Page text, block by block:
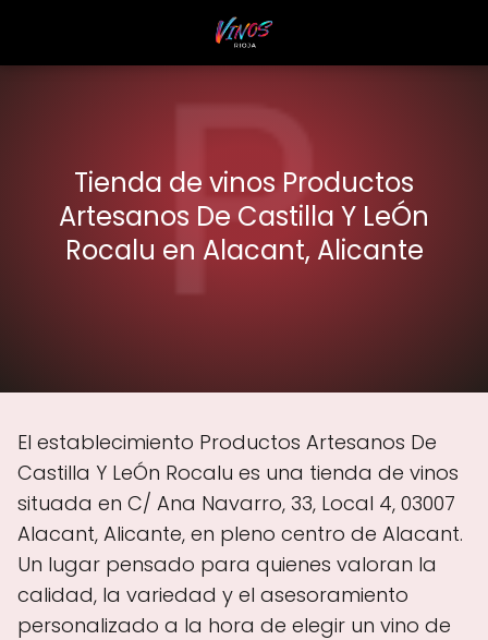
Tienda de vinos Productos
Artesanos De Castilla Y LeÓn
Rocalu en Alacant, Alicante
El establecimiento Productos Artesanos De
Castilla Y LeÓn Rocalu es una tienda de vinos
situada en C/ Ana Navarro, 33, Local 4, 03007
Alacant, Alicante, en pleno centro de Alacant.
Un lugar pensado para quienes valoran la
calidad, la variedad y el asesoramiento
personalizado a la hora de elegir un vino de